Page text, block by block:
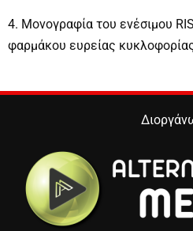
4. Mονογραφία του ενέσιμου
φαρμάκου ευρείας